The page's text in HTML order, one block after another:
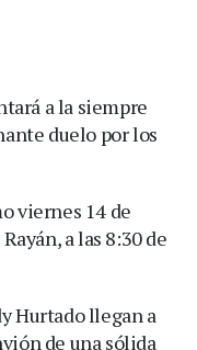
a la siempre
duelo por los
viernes 14 de
a las 8:30 de
Hurtado llegan a
de una sólida